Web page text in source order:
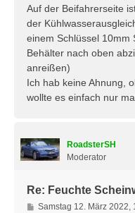
Auf der Beifahrerseite
der
einem Schlüssel 10mm
Behälter nach oben
anreißen)
Ich hab keine Ahnung,
wollte es einfach nur
RoadsterSH
Moderator
Re: Feuchte
BSamstag 12. März 2022,